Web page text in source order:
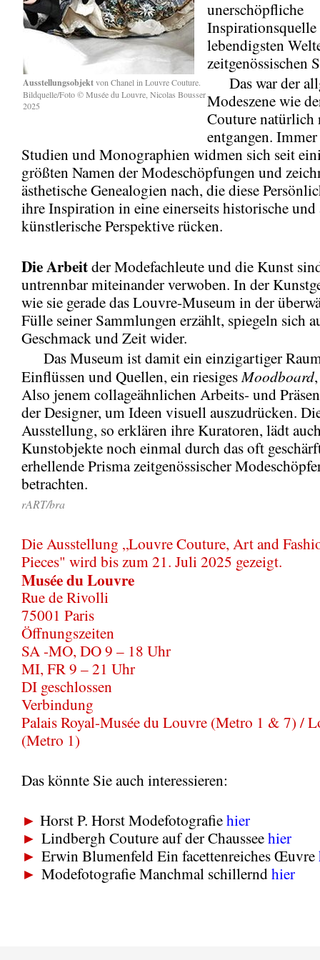
Ausstellungsobjektvon Chanel in Louvre Couture.
Bildquelle/Foto © Musée du Louvre, Nicolas Bousser
2025
unerschöpfliche
Inspirationsquelle
lebendigsten
zeitgenössischen
Das war der
Modeszene wie
Couture natürlich
entgangen.
Studien und Monographien widmen sich seit
größten Namen der Modeschöpfungen und
ästhetische Genealogien nach, die diese
ihre Inspiration in eine einerseits historische und
künstlerische Perspektive rücken.
Die Arbeitder Modefachleute und die Kunst
untrennbar miteinander verwoben. In der
wie sie gerade das Louvre-Museum in der
Fülle seiner Sammlungen erzählt, spiegeln sich
Geschmack und Zeit wider.
Das Museum ist damit ein einzigartiger
Einflüssen und Quellen, ein riesiges Moodboard
Also jenem collageähnlichen Arbeits- und
der Designer, um Ideen visuell auszudrücken.
Ausstellung, so erklären ihre Kuratoren, lädt
Kunstobjekte noch einmal durch das oft
erhellende Prisma zeitgenössischer
betrachten.
rART/bra
Die Ausstellung „Louvre Couture, Art and
Pieces" wird bis zum 21. Juli 2025 gezeigt.
Musée du Louvre
Rue de Rivolli
75001 Paris
Öffnungszeiten
SA -MO, DO 9 – 18 Uhr
MI, FR 9 – 21 Uhr
DI geschlossen
Verbindung
Palais Royal-Musée du Louvre (Metro 1 & 7) /
(Metro 1)
Das könnte Sie auch interessieren:
► Horst P. Horst Modefotografiehier
► Lindbergh Couture auf der Chausseehier
► Erwin Blumenfeld Ein facettenreiches Œuvre
► Modefotografie Manchmal schillerndhier